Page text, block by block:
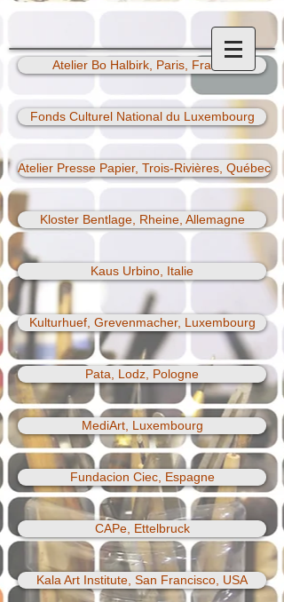
Atelier Bo Halbirk, Paris, France
Fonds Culturel National du Luxembourg
Atelier Presse Papier, Trois-Rivières, Québec
Kloster Bentlage, Rheine, Allemagne
Kaus Urbino, Italie
Kulturhuef, Grevenmacher, Luxembourg
Pata, Lodz, Pologne
MediArt, Luxembourg
Fundacion Ciec, Espagne
CAPe, Ettelbruck
Kala Art Institute, San Francisco, USA